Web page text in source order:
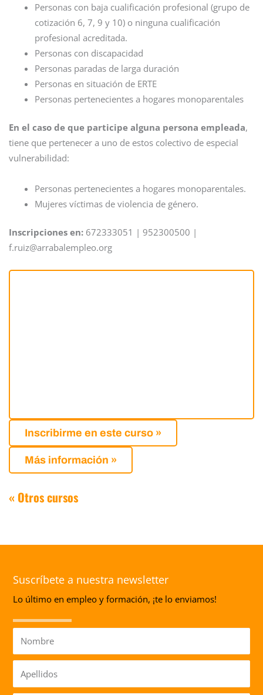
Personas con baja cualificación profesional (grupo de
cotización 6, 7, 9 y 10) o ninguna cualificación
profesional acreditada.
Personas con discapacidad
Personas paradas de larga duración
Personas en situación de ERTE
Personas pertenecientes a hogares monoparentales
En el caso de que participe alguna persona empleada,
tiene que pertenecer a uno de estos colectivo de especial
vulnerabilidad:
Personas pertenecientes a hogares monoparentales.
Mujeres víctimas de violencia de género.
Inscripciones en: 672333051 | 952300500 |
f.ruiz@arrabalempleo.org
Inscribirme en este curso »
Más información »
« Otros cursos
Suscríbete a nuestra newsletter
Lo último en empleo y formación, ¡te lo enviamos!
Nombre
Apellidos